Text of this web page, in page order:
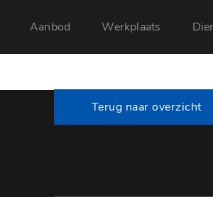
Aanbod Werkplaats
Terug naar overzicht